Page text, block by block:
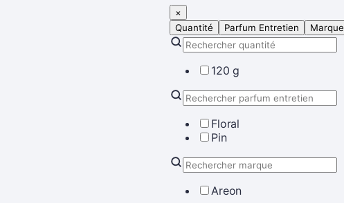
×
Quantité
Parfum Entretien Marque
120 g
Floral
Pin
Areon